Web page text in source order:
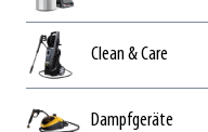
Clean & Care
Dampfgeräte